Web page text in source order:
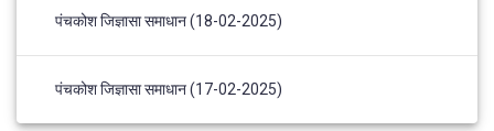
पंचकोश जिज्ञासा समाधान (18-02-2025)
पंचकोश जिज्ञासा समाधान (17-02-2025)